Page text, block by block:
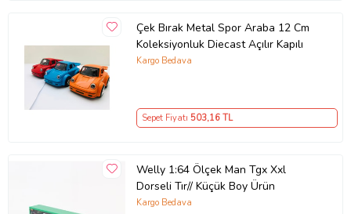
Çek Bırak Metal Spor Araba 12 Cm
Koleksiyonluk Diecast Açılır Kapılı
Kargo Bedava
Sepet Fiyatı 503,16 TL
Welly 1:64 Ölçek Man Tgx Xxl
Dorseli Tır// Küçük Boy Ürün
Kargo Bedava